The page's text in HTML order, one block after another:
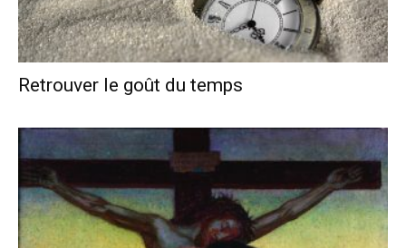
Retrouver le goût du temps